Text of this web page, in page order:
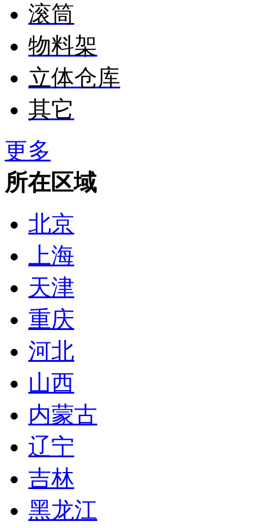
滚筒
物料架
立体仓库
其它
更多
所在区域
北京
上海
天津
重庆
河北
山西
内蒙古
辽宁
吉林
黑龙江